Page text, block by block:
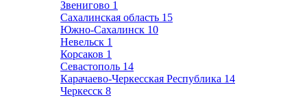
Звенигово 1
Сахалинская область 15
Южно-Сахалинск 10
Невельск 1
Корсаков 1
Севастополь 14
Карачаево-Черкесская Республика 14
Черкесск 8